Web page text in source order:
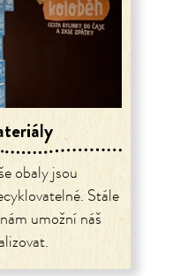
obaly jsou
Stále
umožní náš